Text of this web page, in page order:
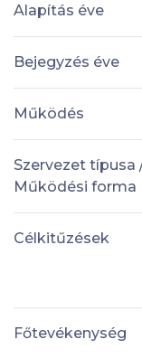
Alapítás éve
Bejegyzés éve
Működés
Szervezet típusa
Működési forma
Célkitűzések
Főtevékenység